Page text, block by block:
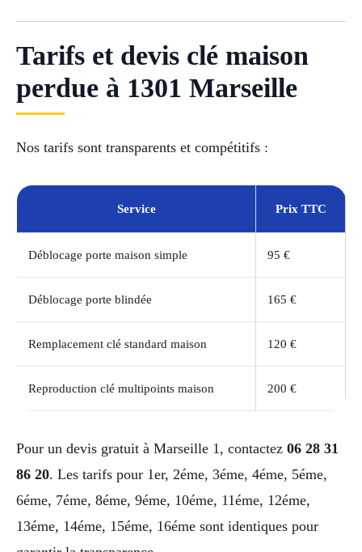
Tarifs et devis clé maison
perdue à 1301 Marseille
Nos tarifs sont transparents et compétitifs :
Service Prix TTC
Déblocage porte maison simple 95 €
Déblocage porte blindée 165 €
Remplacement clé standard maison 120 €
Reproduction clé multipoints maison 200 €
Pour un devis gratuit à Marseille 1, contactez 06 28 31
86 20. Les tarifs pour 1er, 2éme, 3éme, 4éme, 5éme,
6éme, 7éme, 8éme, 9éme, 10éme, 11éme, 12éme,
13éme, 14éme, 15éme, 16éme sont identiques pour